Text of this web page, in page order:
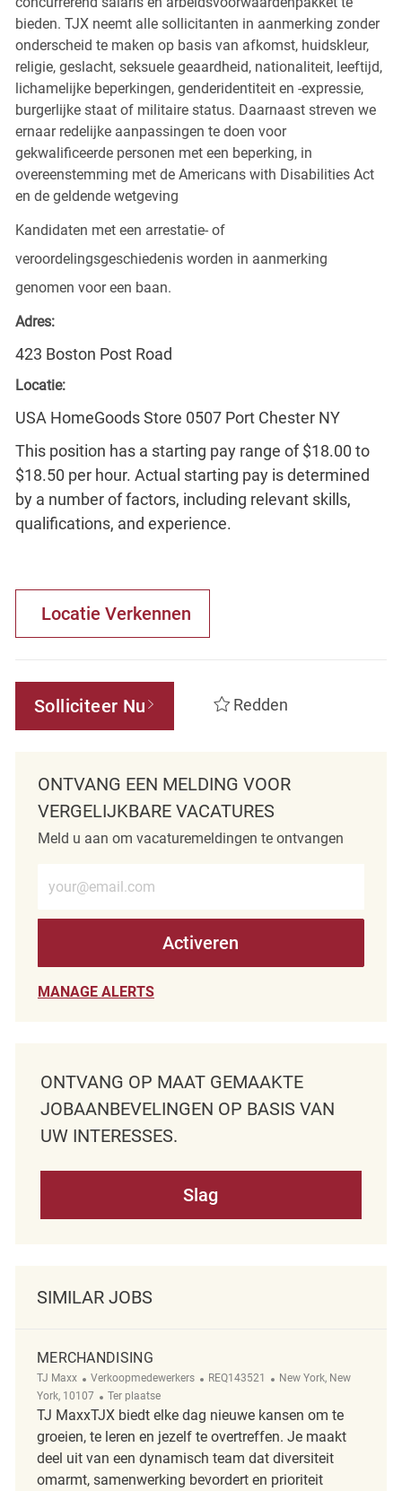
bieden. TJX neemt alle sollicitanten in aanmerking zonder
onderscheid te maken op basis van afkomst, huidskleur,
religie, geslacht, seksuele geaardheid, nationaliteit, leeftijd,
lichamelijke beperkingen, genderidentiteit en -expressie,
burgerlijke staat of militaire status. Daarnaast streven we
ernaar redelijke aanpassingen te doen voor
gekwalificeerde personen met een beperking, in
overeenstemming met de Americans with Disabilities Act
en de geldende wetgeving
Kandidaten met een arrestatie- of
veroordelingsgeschiedenis worden in aanmerking
genomen voor een baan.
Adres:
423 Boston Post Road
Locatie:
USA HomeGoods Store 0507 Port Chester NY
This position has a starting pay range of $18.00 to
$18.50 per hour. Actual starting pay is determined
by a number of factors, including relevant skills,
qualifications, and experience.
Locatie Verkennen
Solliciteer Nu Redden
ONTVANG EEN MELDING VOOR
VERGELIJKBARE VACATURES
Meld u aan om vacaturemeldingen te ontvangen
Activeren
MANAGE ALERTS
ONTVANG OP MAAT GEMAAKTE
JOBAANBEVELINGEN OP BASIS VAN
UW INTERESSES.
Slag
SIMILAR JOBS
MERCHANDISING
TJ Maxx Categorie
Verkoopmedewerkers ReqId
REQ143521 Plaats
New York, New
York, 10107
Afgelegen
Ter plaatse
TJ MaxxTJX biedt elke dag nieuwe kansen om te
groeien, te leren en jezelf te overtreffen. Je maakt
deel uit van een dynamisch team dat diversiteit
omarmt, samenwerking bevordert en prioriteit